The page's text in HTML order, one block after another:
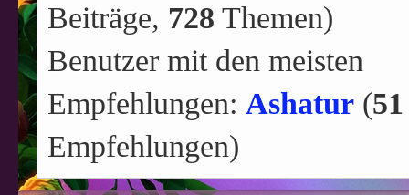
Beiträge, 728 Themen)
Benutzer mit den meisten
Empfehlungen: Ashatur (51
Empfehlungen)